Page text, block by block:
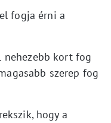
fogja érni a
nehezebb kort fog
szerep fog
hogy a